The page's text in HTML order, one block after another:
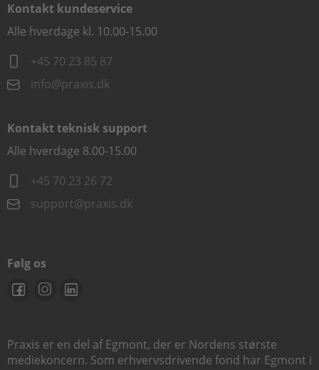
Kontakt kundeservice
Alle hverdage kl. 10.00-15.00
+45 70 23 85 87
info@praxis.dk
Kontakt teknisk support
Alle hverdage 8.00-15.00
+45 70 23 26 72
support@praxis.dk
Følg os
Praxis er en del af Egmont, der er Nordens største
mediekoncern. Som erhvervsdrivende fond har Egmont i